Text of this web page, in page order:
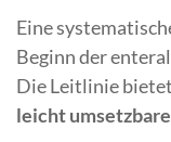
Eine
Beginn der
Die Leitlinie
leicht